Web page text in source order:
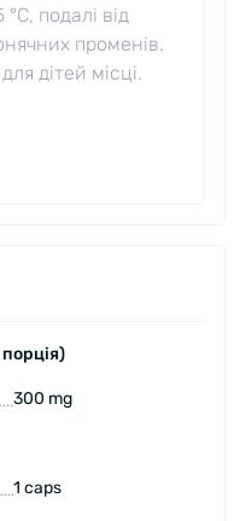
подалі від
променів.
дітей місці.
300 mg
1 caps